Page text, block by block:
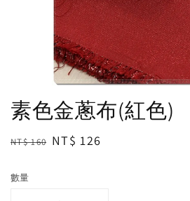
素色金蔥布(紅色)
Regular
NT$ 160 Sale
NT$ 126
數量